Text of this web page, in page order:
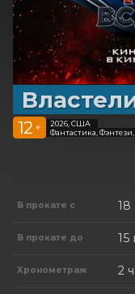
12 +
2026, США
Фантастика,
В прокате с
В прокате до 15
Хронометраж 2